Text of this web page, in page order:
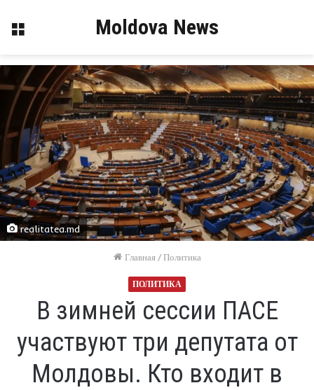
Меню Moldova News
realitatea.md
Главная / Политика
ПОЛИТИКА
В зимней сессии ПАСЕ
участвуют три депутата от
Молдовы. Кто входит в